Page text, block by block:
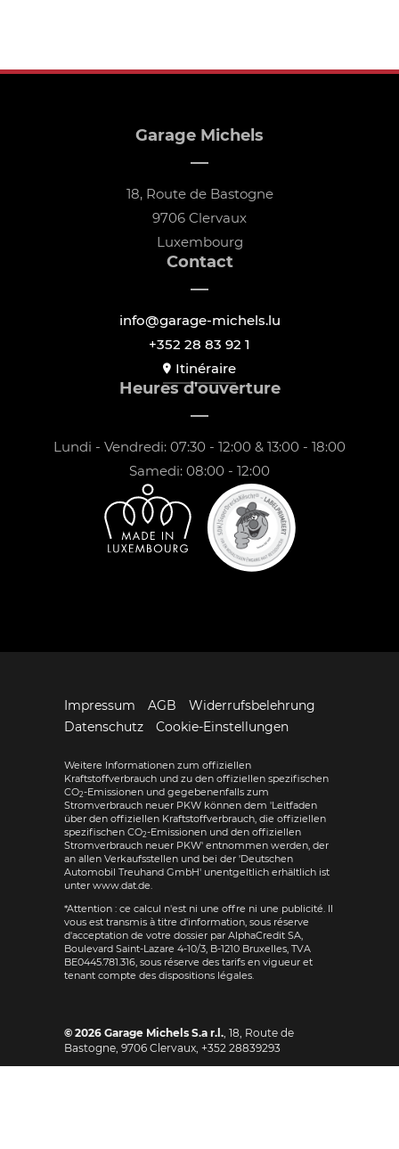
Garage Michels
18, Route de Bastogne
9706 Clervaux
Luxembourg
Contact
info@garage-michels.lu
+352 28 83 92 1
Itinéraire
Heures d'ouverture
Lundi - Vendredi: 07:30 - 12:00 & 13:00 - 18:00
Samedi: 08:00 - 12:00
Impressum AGB
Widerrufsbelehrung
Datenschutz
Cookie-Einstellungen
Weitere Informationen zum offiziellen
Kraftstoffverbrauch und zu den offiziellen spezifischen
CO2-Emissionen und gegebenenfalls zum
Stromverbrauch neuer PKW können dem 'Leitfaden
über den offiziellen Kraftstoffverbrauch, die offiziellen
spezifischen CO2-Emissionen und den offiziellen
Stromverbrauch neuer PKW' entnommen werden, der
an allen Verkaufsstellen und bei der 'Deutschen
Automobil Treuhand GmbH' unentgeltlich erhältlich ist
unter www.dat.de.
*Attention : ce calcul n'est ni une offre ni une publicité. Il
vous est transmis à titre d'information, sous réserve
d'acceptation de votre dossier par AlphaCredit SA,
Boulevard Saint-Lazare 4-10/3, B-1210 Bruxelles, TVA
BE0445.781.316, sous réserve des tarifs en vigueur et
tenant compte des dispositions légales.
© 2026 Garage Michels S.a r.l., 18, Route de
Bastogne, 9706 Clervaux, +352 28839293